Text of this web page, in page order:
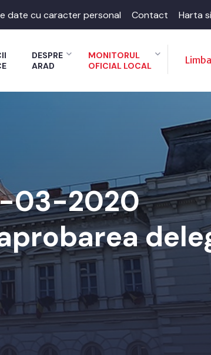
date cu caracter personal Contact Harta
DESPRE
ARAD
MONITORUL
OFICIAL LOCAL
Limba
03-2020